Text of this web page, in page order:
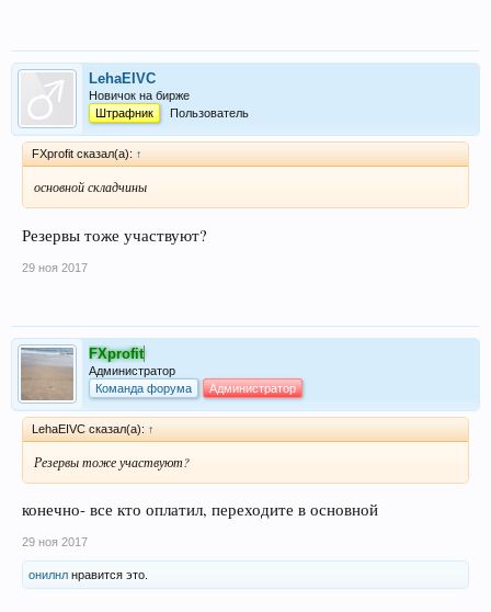
LehaEIVC
Новичок на бирже
Штрафник
Пользователь
FXprofit сказал(а): ↑
основной складчины
Резервы тоже участвуют?
29 ноя 2017
FXprofit
Администратор
Команда форума
Администратор
LehaEIVC сказал(а): ↑
Резервы тоже участвуют?
конечно- все кто оплатил, переходите в основной
29 ноя 2017
онилнл нравится это.